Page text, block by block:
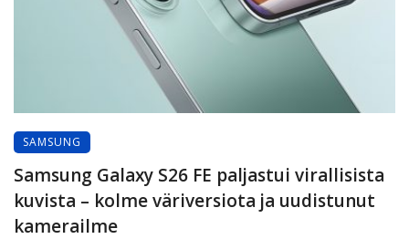
SAMSUNG
Samsung Galaxy S26 FE paljastui virallisista
kuvista – kolme väriversiota ja uudistunut
kamerailme